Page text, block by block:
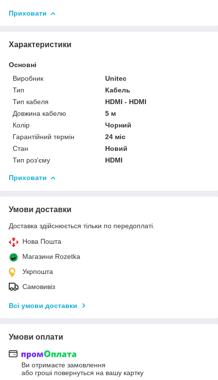
Приховати
Характеристики
Основні
Виробник
Unitec
Тип
Кабель
Тип кабеля
HDMI - HDMI
Довжина кабелю
5 м
Колір
Чорний
Гарантійний термін
24 міс
Стан
Новий
Тип роз'єму
HDMI
Приховати
Умови доставки
Доставка здійснюється тільки по передоплаті.
Нова Пошта
Магазини Rozetka
Укрпошта
Самовивіз
Всі умови доставки
Умови оплати
Ви отримаєте замовлення
або гроші повернуться на вашу картку